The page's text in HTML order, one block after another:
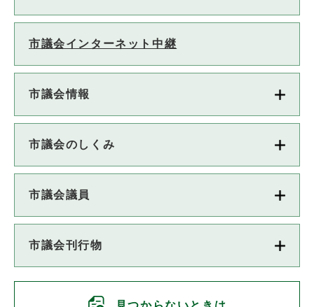
市議会インターネット中継
市議会情報
市議会のしくみ
市議会議員
市議会刊行物